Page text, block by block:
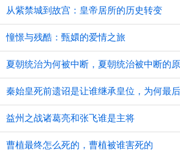
从紫禁城到故宫：皇帝居所的历史转变
憧憬与残酷：甄嬛的爱情之旅
夏朝统治为何被中断，夏朝统治被中断的
秦始皇死前遗诏是让谁继承皇位，为何最
益州之战诸葛亮和张飞谁是主将
曹植最终怎么死的，曹植被谁害死的